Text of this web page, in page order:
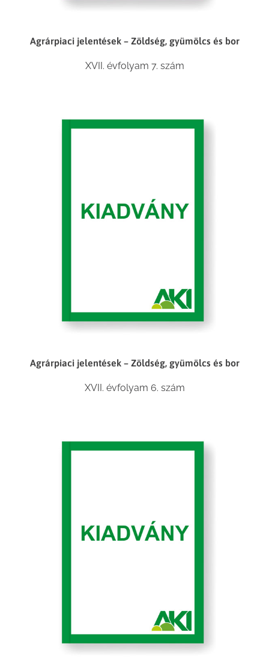
Agrárpiaci jelentések – Zöldség, gyümölcs és bor
XVII. évfolyam 7. szám
Agrárpiaci jelentések – Zöldség, gyümölcs és bor
XVII. évfolyam 6. szám